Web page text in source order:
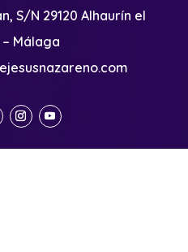
S/N 29120 Alhaurín el
Málaga